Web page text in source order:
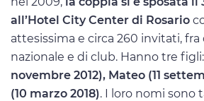
all’Hotel City Center di Rosario
attesissima e circa 260 invitati,
nazionale e di club. Hanno tre figli:
novembre 2012), Mateo (11
(10 marzo 2018). I loro nomi sono